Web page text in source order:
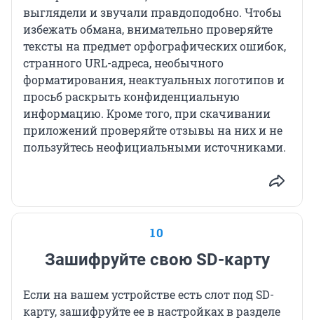
выглядели и звучали правдоподобно. Чтобы
избежать обмана, внимательно проверяйте
тексты на предмет орфографических ошибок,
странного URL-адреса, необычного
форматирования, неактуальных логотипов и
просьб раскрыть конфиденциальную
информацию. Кроме того, при скачивании
приложений проверяйте отзывы на них и не
пользуйтесь неофициальными источниками.
10
Зашифруйте свою SD-карту
Если на вашем устройстве есть слот под SD-
карту, зашифруйте ее в настройках в разделе